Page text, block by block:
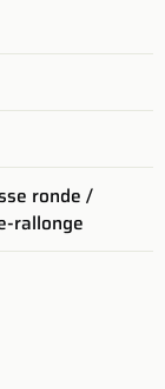
ronde /
rallonge